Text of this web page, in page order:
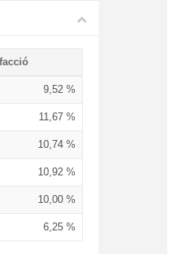
9,52 %
11,67 %
10,74 %
10,92 %
10,00 %
6,25 %